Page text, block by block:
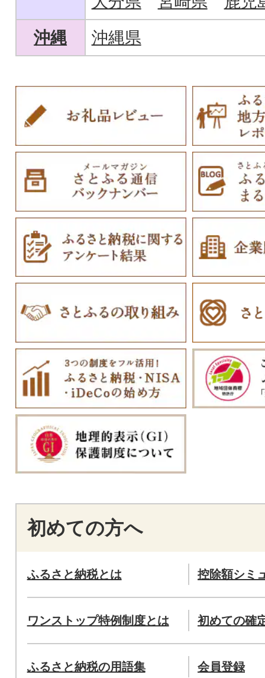
沖縄
沖縄県
初めての方へ
ふるさと納税とは 控除額シミ
ワンストップ特例制度とは 初めての確
ふるさと納税の用語集 会員登録